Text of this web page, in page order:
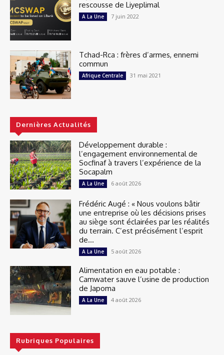
rescousse de Liyeplimal
A La Une 7 juin 2022
Tchad-Rca : frères d’armes, ennemi
commun
Afrique Centrale 31 mai 2021
Dernières Actualités
Développement durable :
l’engagement environnemental de
Socfinaf à travers l’expérience de la
Socapalm
A La Une 6 août 2026
Frédéric Augé : « Nous voulons bâtir
une entreprise où les décisions prises
au siège sont éclairées par les réalités
du terrain. C’est précisément l’esprit
de...
A La Une 5 août 2026
Alimentation en eau potable :
Camwater sauve l’usine de production
de Japoma
A La Une 4 août 2026
Rubriques Populaires